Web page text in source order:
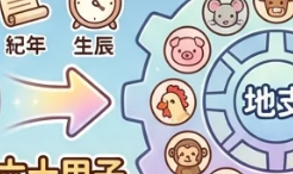
。
巒頭）嘅配合。理氣部分
唔同時間嘅地運旺衰。
喺十二個時辰，分別流注到